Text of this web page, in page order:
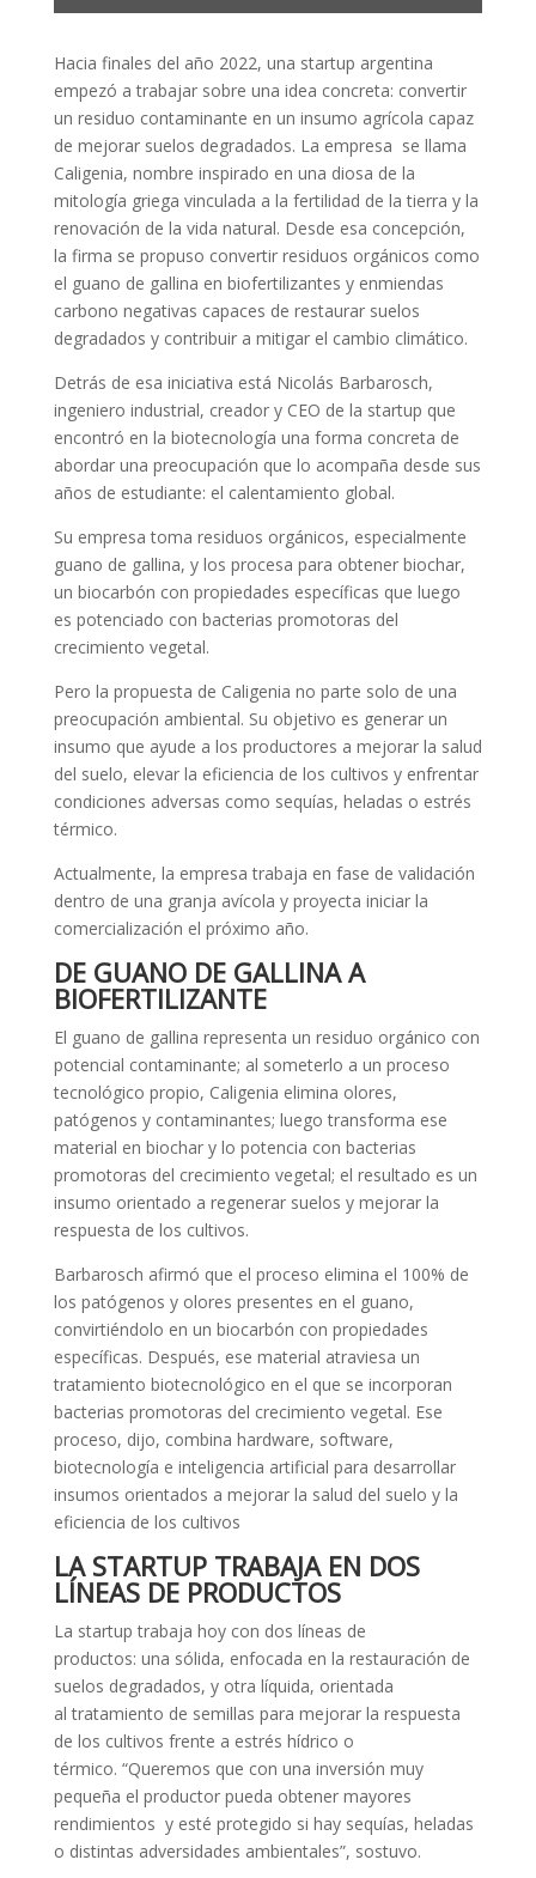
Hacia finales del año 2022, una startup argentina
empezó a trabajar sobre una idea concreta: convertir
un residuo contaminante en un insumo agrícola capaz
de mejorar suelos degradados. La empresa se llama
Caligenia, nombre inspirado en una diosa de la
mitología griega vinculada a la fertilidad de la tierra y la
renovación de la vida natural. Desde esa concepción,
la firma se propuso convertir residuos orgánicos como
el guano de gallina en biofertilizantes y enmiendas
carbono negativas capaces de restaurar suelos
degradados y contribuir a mitigar el cambio climático.
Detrás de esa iniciativa está Nicolás Barbarosch,
ingeniero industrial, creador y CEO de la startup que
encontró en la biotecnología una forma concreta de
abordar una preocupación que lo acompaña desde sus
años de estudiante: el calentamiento global.
Su empresa toma residuos orgánicos, especialmente
guano de gallina, y los procesa para obtener biochar,
un biocarbón con propiedades específicas que luego
es potenciado con bacterias promotoras del
crecimiento vegetal.
Pero la propuesta de Caligenia no parte solo de una
preocupación ambiental. Su objetivo es generar un
insumo que ayude a los productores a mejorar la salud
del suelo, elevar la eficiencia de los cultivos y enfrentar
condiciones adversas como sequías, heladas o estrés
térmico.
Actualmente, la empresa trabaja en fase de validación
dentro de una granja avícola y proyecta iniciar la
comercialización el próximo año.
DE GUANO DE GALLINA A
BIOFERTILIZANTE
El guano de gallina representa un residuo orgánico con
potencial contaminante; al someterlo a un proceso
tecnológico propio, Caligenia elimina olores,
patógenos y contaminantes; luego transforma ese
material en biochar y lo potencia con bacterias
promotoras del crecimiento vegetal; el resultado es un
insumo orientado a regenerar suelos y mejorar la
respuesta de los cultivos.
Barbarosch afirmó que el proceso elimina el 100% de
los patógenos y olores presentes en el guano,
convirtiéndolo en un biocarbón con propiedades
específicas. Después, ese material atraviesa un
tratamiento biotecnológico en el que se incorporan
bacterias promotoras del crecimiento vegetal. Ese
proceso, dijo, combina hardware, software,
biotecnología e inteligencia artificial para desarrollar
insumos orientados a mejorar la salud del suelo y la
eficiencia de los cultivos
LA STARTUP TRABAJA EN DOS
LÍNEAS DE PRODUCTOS
La startup trabaja hoy con dos líneas de
productos: una sólida, enfocada en la restauración de
suelos degradados, y otra líquida, orientada
al tratamiento de semillas para mejorar la respuesta
de los cultivos frente a estrés hídrico o
térmico. “Queremos que con una inversión muy
pequeña el productor pueda obtener mayores
rendimientos y esté protegido si hay sequías, heladas
o distintas adversidades ambientales”, sostuvo.